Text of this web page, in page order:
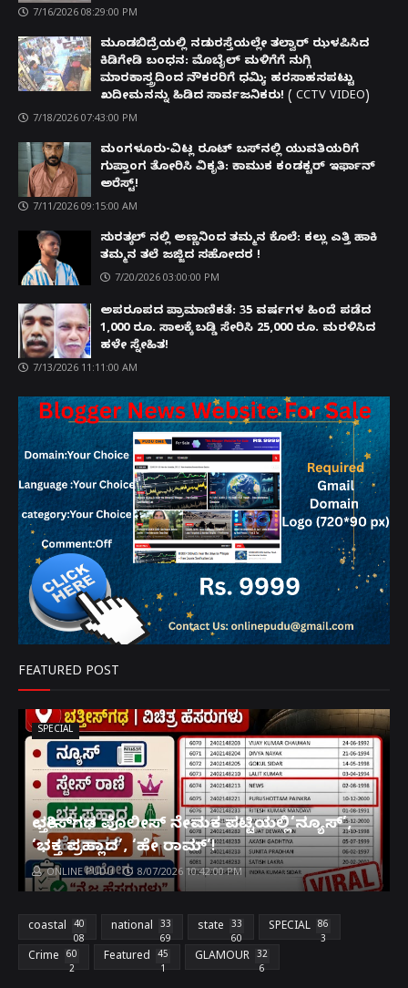
7/16/2026 08:29:00 PM
ಮೂಡಬಿದ್ರೆಯಲ್ಲಿ ನಡುರಸ್ತೆಯಲ್ಲೇ ತಲ್ವಾರ್ ಝಳಪಿಸಿದ
ಕಿಡಿಗೇಡಿ ಬಂಧನ: ಮೊಬೈಲ್ ಮಳಿಗೆಗೆ ನುಗ್ಗಿ
ಮಾರಕಾಸ್ತ್ರದಿಂದ ನೌಕರರಿಗೆ ಧಮ್ಕಿ; ಹರಸಾಹಸಪಟ್ಟು
ಖದೀಮನನ್ನು ಹಿಡಿದ ಸಾರ್ವಜನಿಕರು! ( CCTV VIDEO)
7/18/2026 07:43:00 PM
ಮಂಗಳೂರು-ವಿಟ್ಲ ರೂಟ್ ಬಸ್‌ನಲ್ಲಿ ಯುವತಿಯರಿಗೆ
ಗುಪ್ತಾಂಗ ತೋರಿಸಿ ವಿಕೃತಿ: ಕಾಮುಕ ಕಂಡಕ್ಟರ್ ಇರ್ಫಾನ್
ಅರೆಸ್ಟ್!
7/11/2026 09:15:00 AM
ಸುರತ್ಕಲ್ ನಲ್ಲಿ ಅಣ್ಣನಿಂದ ತಮ್ಮನ ಕೊಲೆ: ಕಲ್ಲು ಎತ್ತಿ ಹಾಕಿ
ತಮ್ಮನ ತಲೆ ಜಜ್ಜಿದ ಸಹೋದರ !
7/20/2026 03:00:00 PM
ಅಪರೂಪದ ಪ್ರಾಮಾಣಿಕತೆ: 35 ವರ್ಷಗಳ ಹಿಂದೆ ಪಡೆದ
1,000 ರೂ. ಸಾಲಕ್ಕೆ ಬಡ್ಡಿ ಸೇರಿಸಿ 25,000 ರೂ. ಮರಳಿಸಿದ
ಹಳೇ ಸ್ನೇಹಿತ!
7/13/2026 11:11:00 AM
FEATURED POST
SPECIAL
ಛತ್ತೀಸ್‌ಗಢ ಪೊಲೀಸ್ ನೇಮಕ ಪಟ್ಟಿಯಲ್ಲಿ‘ನ್ಯೂಸ್’,
‘ಭಕ್ತ ಪ್ರಹ್ಲಾದ’, ‘ಹೇ ರಾಮ್’!
ONLINE PUDU 8/07/2026 10:42:00 PM
coastal
40
08
national
33
69
state
33
60
SPECIAL
86
3
Crime
60
2
Featured
45
1
GLAMOUR
32
6